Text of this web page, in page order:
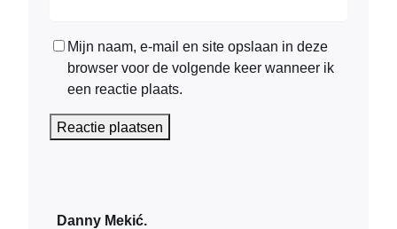
Mijn naam, e-mail en site opslaan in deze
browser voor de volgende keer wanneer ik
een reactie plaats.
Danny Mekić.